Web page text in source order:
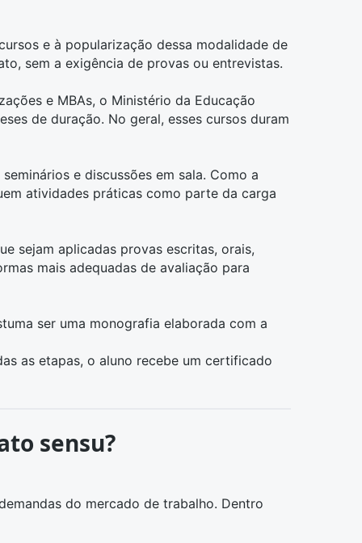
e à popularização dessa modalidade de
sem a exigência de provas ou entrevistas.
e MBAs, o Ministério da Educação
de duração. No geral, esses cursos duram
e discussões em sala. Como a
atividades práticas como parte da carga
sejam aplicadas provas escritas, orais,
mais adequadas de avaliação para
ser uma monografia elaborada com a
as etapas, o aluno recebe um certificado
sensu?
do mercado de trabalho. Dentro